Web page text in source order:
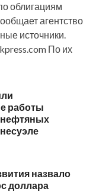
облигациям
агентство
источники.
По их
работы
нефтяных
назвало
доллара